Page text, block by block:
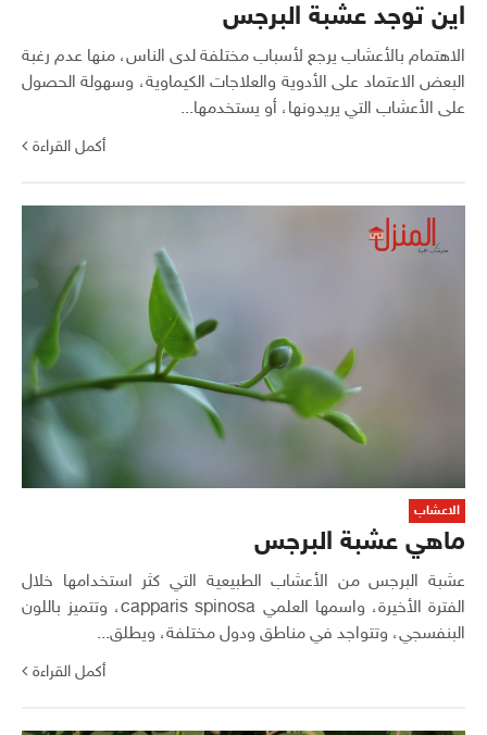
اين توجد عشبة البرجس
الاهتمام بالأعشاب يرجع لأسباب مختلفة لدى الناس، منها عدم رغبة
البعض الاعتماد على الأدوية والعلاجات الكيماوية، وسهولة الحصول
على الأعشاب التي يريدونها، أو يستخدمها...
أكمل القراءة
الاعشاب
ماهي عشبة البرجس
عشبة البرجس من الأعشاب الطبيعية التي كثر استخدامها خلال
الفترة الأخيرة، واسمها العلمي capparis spinosa، وتتميز باللون
البنفسجي، وتتواجد في مناطق ودول مختلفة، ويطلق...
أكمل القراءة